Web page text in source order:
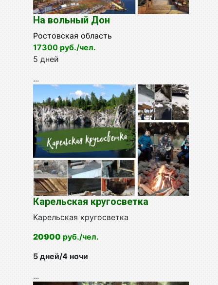
На вольный Дон
Ростовская область
17300 руб./чел.
5 дней
...
Карельская кругосветка
Карельская кругосветка
20900 руб./чел.
5 дней/4 ночи
...